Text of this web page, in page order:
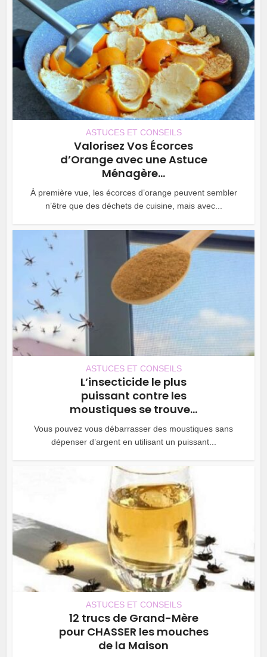
ASTUCES ET CONSEILS
Valorisez Vos Écorces
d’Orange avec une Astuce
Ménagère...
À première vue, les écorces d’orange peuvent sembler
n’être que des déchets de cuisine, mais avec...
ASTUCES ET CONSEILS
L’insecticide le plus
puissant contre les
moustiques se trouve...
Vous pouvez vous débarrasser des moustiques sans
dépenser d’argent en utilisant un puissant...
ASTUCES ET CONSEILS
12 trucs de Grand-Mère
pour CHASSER les mouches
de la Maison